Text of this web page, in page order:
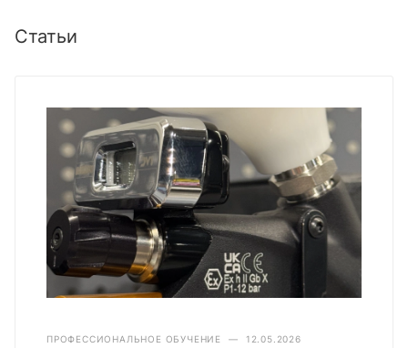
Статьи
ПРОФЕССИОНАЛЬНОЕ ОБУЧЕНИЕ — 12.05.2026